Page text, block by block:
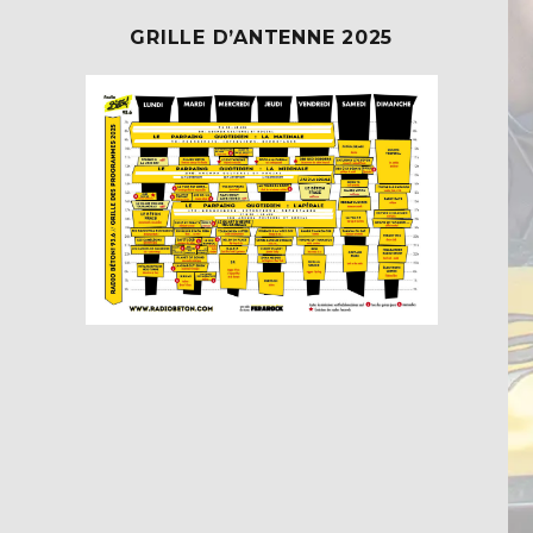
GRILLE D’ANTENNE 2025